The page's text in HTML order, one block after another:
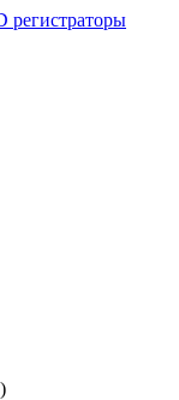
регистраторы